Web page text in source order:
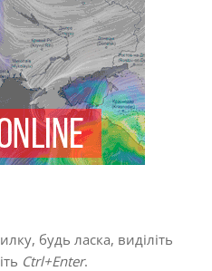
будь ласка, виділіть
Ctrl+Enter.